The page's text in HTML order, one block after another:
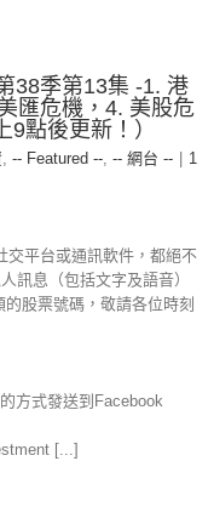
38季第13集 -1. 港
匯危機，4. 美股危
點後更新！）
, -- Featured --, -- 網台 --
1
交平台或通訊軟件，都絕不
訊息（包括文字及語音）
股票號碼，敬請各位時刻
方式發送到Facebook
[...]